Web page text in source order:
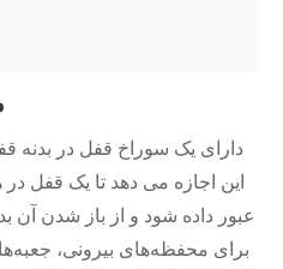
این اجازه می دهد تا یک قفل
عبور داده شود و از باز شدن آن
برای محفظه‌های بیرونی،